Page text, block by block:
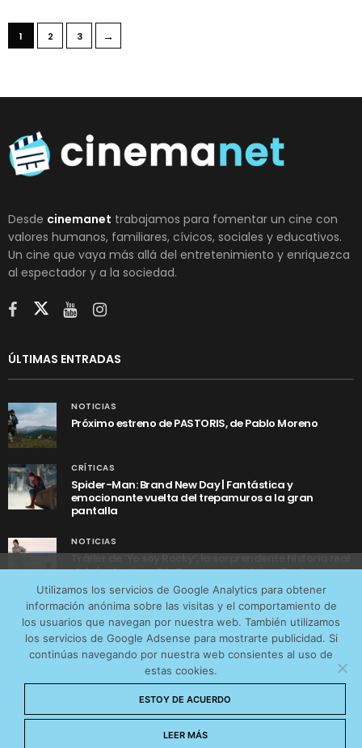
1 2 3 →
Desde cinemanet trabajamos para fomentar un cine con
valores humanos, familiares, cívicos, sociales y educativos.
Un cine que vaya más allá del entretenimiento y enriquezca
al espectador y a la sociedad.
ÚLTIMAS ENTRADAS
NOTICIAS
Próximo estreno de PASTORIS, de Pablo Moreno
CRÍTICAS
Spider-Man: Brand New Day | Fantástica y
emocionante vuelta del trepamuros a la gran
pantalla
NOTICIAS
Tráiler de ‘Yo soy Rocky’, la sorprendente historia real
detrás de cómo Stallone se convirtió en Rocky
AVISO LEGAL CONTACTO
POLÍTICA DE COOKIES
POLÍTICA DE PRIVACIDAD
© 2026 CinemaNet. Designed by
Utilizamos los servicios de Google Analytics para obtener
información anónima sobre las visitas y el comportamiento de
los usuarios que navegan por nuestra web. También utilizamos
los servicios de Google Adsense para mostrarte publicidad. Si
continúas navegando por nuestra web consientes al uso de
estas cookies.
ESTOY DE ACUERDO
LEER MÁS
tráfico web que recibimos y conocer los servicios que
más os interesan. Puede cambiar las preferencias y
obtener más información sobre las cookies que
utilizamos en nuestra Política de cookies
Aceptar cookies
No permitir cookies